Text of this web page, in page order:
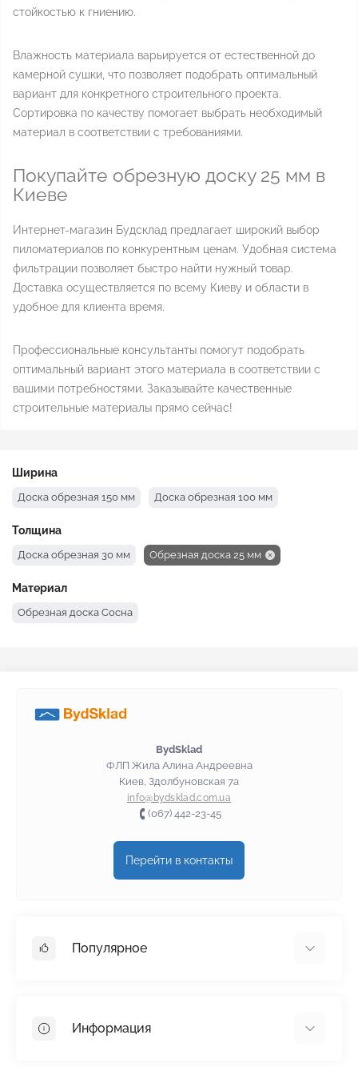
стойкостью к гниению.
Влажность материала варьируется от естественной до
камерной сушки, что позволяет подобрать оптимальный
вариант для конкретного строительного проекта.
Сортировка по качеству помогает выбрать необходимый
материал в соответствии с требованиями.
Покупайте обрезную доску 25 мм в
Киеве
Интернет-магазин Будсклад предлагает широкий выбор
пиломатериалов по конкурентным ценам. Удобная система
фильтрации позволяет быстро найти нужный товар.
Доставка осуществляется по всему Киеву и области в
удобное для клиента время.
Профессиональные консультанты помогут подобрать
оптимальный вариант этого материала в соответствии с
вашими потребностями. Заказывайте качественные
строительные материалы прямо сейчас!
Ширина
Доска обрезная 150 мм Доска обрезная 100 мм
Толщина
Доска обрезная 30 мм Обрезная доска 25 мм
Материал
Обрезная доска Сосна
BydSklad
ФЛП Жила Алина Андреевна
Киев, Здолбуновская 7а
info@bydsklad.com.ua
(067) 442-23-45
Перейти в контакты
Популярное
Пенопласт
Информация